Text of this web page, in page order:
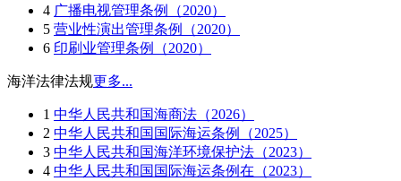
4 广播电视管理条例（2020）
5 营业性演出管理条例（2020）
6 印刷业管理条例（2020）
海洋法律法规更多...
1 中华人民共和国海商法（2026）
2 中华人民共和国国际海运条例（2025）
3 中华人民共和国海洋环境保护法（2023）
4 中华人民共和国国际海运条例在（2023）